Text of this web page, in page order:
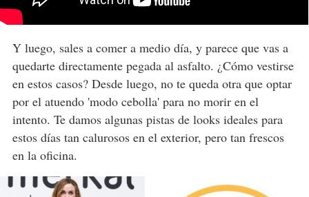
Y luego, sales a comer a medio día, y parece que vas a
quedarte directamente pegada al asfalto. ¿Cómo vestirse
en estos casos? Desde luego, no te queda otra que optar
por el atuendo 'modo cebolla' para no morir en el
intento. Te damos algunas pistas de looks ideales para
estos días tan calurosos en el exterior, pero tan frescos
en la oficina.